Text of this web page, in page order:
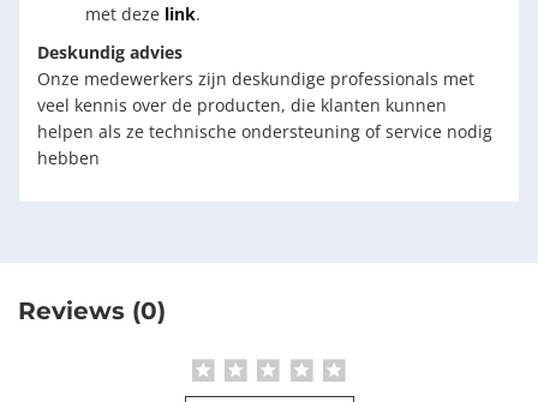
met deze link.
Deskundig advies
Onze medewerkers zijn deskundige professionals met
veel kennis over de producten, die klanten kunnen
helpen als ze technische ondersteuning of service nodig
hebben
Reviews (0)